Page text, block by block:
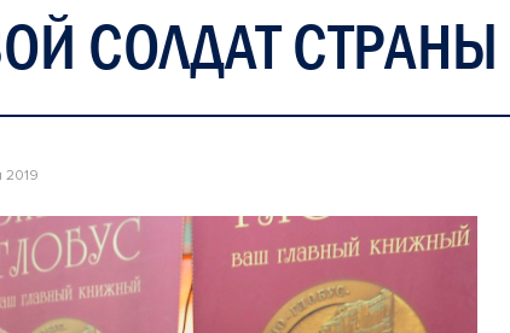
СОЛДАТ СТРАНЫ
2019